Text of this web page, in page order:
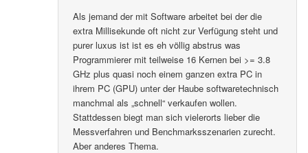
Als jemand der mit Software arbeitet bei der die
extra Millisekunde oft nicht zur Verfügung steht und
purer luxus ist ist es eh völlig abstrus was
Programmierer mit teilweise 16 Kernen bei >= 3.8
GHz plus quasi noch einem ganzen extra PC in
ihrem PC (GPU) unter der Haube softwaretechnisch
manchmal als „schnell“ verkaufen wollen.
Stattdessen biegt man sich vielerorts lieber die
Messverfahren und Benchmarksszenarien zurecht.
Aber anderes Thema.